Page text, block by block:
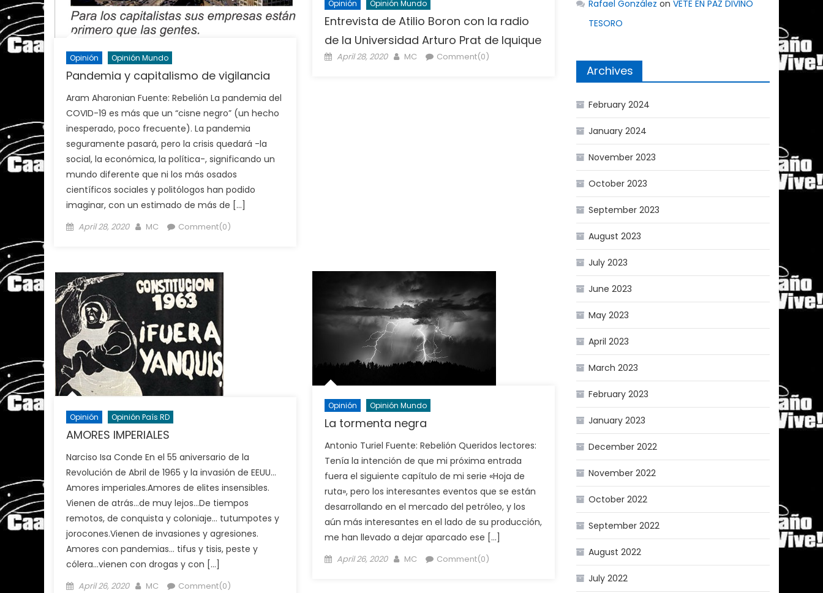
Opinión Opinión Mundo
Pandemia y capitalismo de vigilancia
Aram Aharonian Fuente: Rebelión La pandemia del
COVID-19 es más que un “cisne negro” (un hecho
inesperado, poco frecuente). La pandemia
seguramente pasará, pero la crisis quedará -la
social, la económica, la política-, significando un
mundo diferente que ni los más osados
científicos sociales y politólogos han podido
imaginar, con un estimado de más de […]
Posted
April 28, 2020 Author
MC Comment(0)
Opinión Opinión Mundo
Entrevista de Atilio Boron con la radio
de la Universidad Arturo Prat de Iquique
Posted
April 28, 2020 Author
MC Comment(0)
Opinión Opinión País RD
AMORES IMPERIALES
Narciso Isa Conde En el 55 aniversario de la
Revolución de Abril de 1965 y la invasión de EEUU…
Amores imperiales.Amores de elites insensibles.
Vienen de atrás…de muy lejos…De tiempos
remotos, de conquista y coloniaje… tutumpotes y
jorocones.Vienen de invasiones y agresiones.
Amores con pandemias… tifus y tisis, peste y
cólera…vienen con drogas y con […]
Posted
April 26, 2020 Author
MC Comment(0)
Opinión Opinión Mundo
La tormenta negra
Antonio Turiel Fuente: Rebelión Queridos lectores:
Tenía la intención de que mi próxima entrada
fuera el siguiente capítulo de mi serie «Hoja de
ruta», pero los interesantes eventos que se están
desarrollando en el mercado del petróleo, y los
aún más interesantes en el lado de su producción,
me han llevado a dejar aparcado ese […]
Posted
April 26, 2020 Author
MC Comment(0)
Rafael González onVETE EN PAZ DIVINO
TESORO
Archives
February 2024
January 2024
November 2023
October 2023
September 2023
August 2023
July 2023
June 2023
May 2023
April 2023
March 2023
February 2023
January 2023
December 2022
November 2022
October 2022
September 2022
August 2022
July 2022